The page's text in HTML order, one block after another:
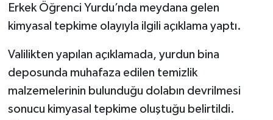
Erkek Öğrenci Yurdu’nda meydana gelen
kimyasal tepkime olayıyla ilgili açıklama yaptı.
Valilikten yapılan açıklamada, yurdun bina
deposunda muhafaza edilen temizlik
malzemelerinin bulunduğu dolabın devrilmesi
sonucu kimyasal tepkime oluştuğu belirtildi.